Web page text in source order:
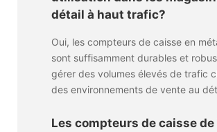
détail à haut trafic?
Oui, les compteurs de caisse en
sont suffisamment durables et
gérer des volumes élevés de trafic
des environnements de vente au
Les compteurs de caisse